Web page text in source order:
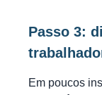
Passo 3:
Em poucos